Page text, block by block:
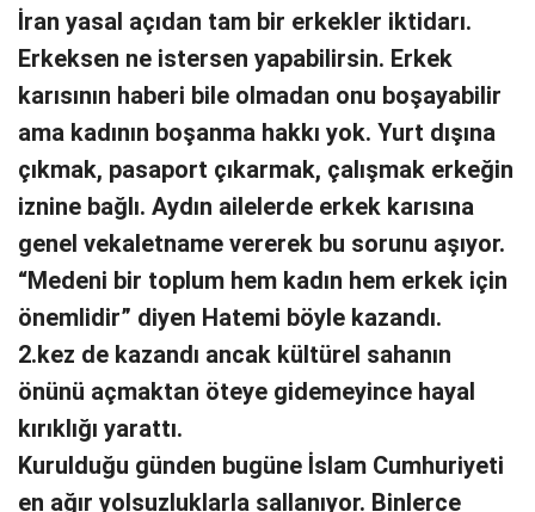
İran yasal açıdan tam bir erkekler iktidarı.
Erkeksen ne istersen yapabilirsin. Erkek
karısının haberi bile olmadan onu boşayabilir
ama kadının boşanma hakkı yok. Yurt dışına
çıkmak, pasaport çıkarmak, çalışmak erkeğin
iznine bağlı. Aydın ailelerde erkek karısına
genel vekaletname vererek bu sorunu aşıyor.
“Medeni bir toplum hem kadın hem erkek için
önemlidir” diyen Hatemi böyle kazandı.
2.kez de kazandı ancak kültürel sahanın
önünü açmaktan öteye gidemeyince hayal
kırıklığı yarattı.
Kurulduğu günden bugüne İslam Cumhuriyeti
en ağır yolsuzluklarla sallanıyor. Binlerce